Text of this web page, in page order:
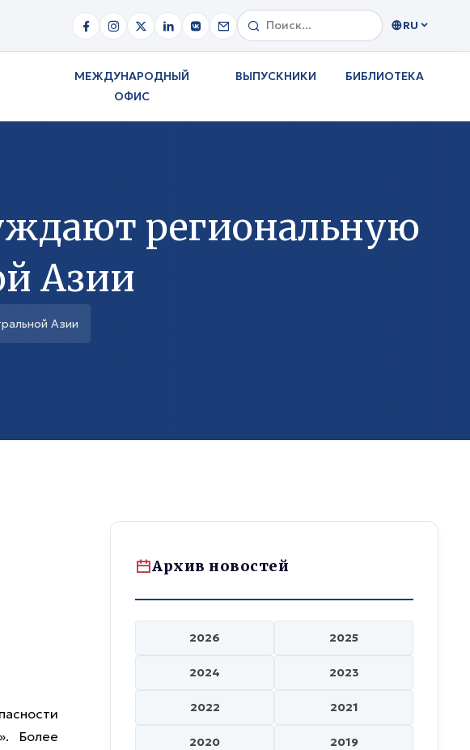
RU
МЕЖДУНАРОДНЫЙ
ОФИС
ВЫПУСКНИКИ БИБЛИОТЕКА
региональную
Азии
Азии
Более
Архив новостей
2026 2025
2024 2023
2022 2021
2020 2019